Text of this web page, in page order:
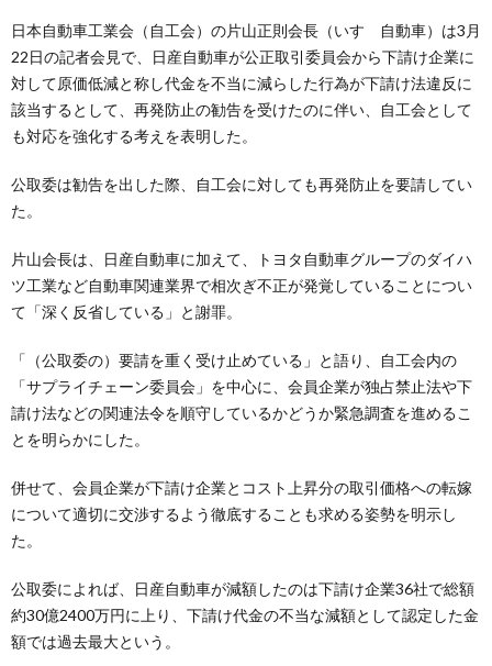
日本自動車工業会（自工会）の片山正則会長（いすゞ自動車）は3月
22日の記者会見で、日産自動車が公正取引委員会から下請け企業に
対して原価低減と称し代金を不当に減らした行為が下請け法違反に
該当するとして、再発防止の勧告を受けたのに伴い、自工会として
も対応を強化する考えを表明した。
公取委は勧告を出した際、自工会に対しても再発防止を要請してい
た。
片山会長は、日産自動車に加えて、トヨタ自動車グループのダイハ
ツ工業など自動車関連業界で相次ぎ不正が発覚していることについ
て「深く反省している」と謝罪。
「（公取委の）要請を重く受け止めている」と語り、自工会内の
「サプライチェーン委員会」を中心に、会員企業が独占禁止法や下
請け法などの関連法令を順守しているかどうか緊急調査を進めるこ
とを明らかにした。
併せて、会員企業が下請け企業とコスト上昇分の取引価格への転嫁
について適切に交渉するよう徹底することも求める姿勢を明示し
た。
公取委によれば、日産自動車が減額したのは下請け企業36社で総額
約30億2400万円に上り、下請け代金の不当な減額として認定した金
額では過去最大という。